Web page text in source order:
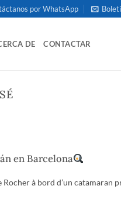
por WhatsApp
DE CONTACTAR
en Barcelona
à bord d’un catamaran